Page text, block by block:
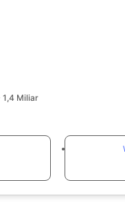
1,4 Miliar